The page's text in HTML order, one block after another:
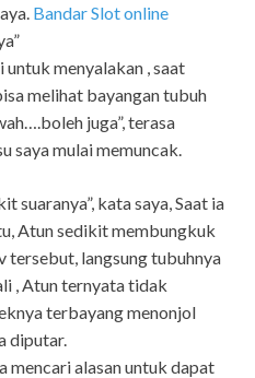
Bandar Slot online
menyalakan , saat
melihat bayangan tubuh
juga”, terasa
saya mulai memuncak.
suaranya”, kata saya, Saat ia
Atun sedikit membungkuk
langsung tubuhnya
, Atun ternyata tidak
terbayang menonjol
diputar.
mencari alasan untuk dapat